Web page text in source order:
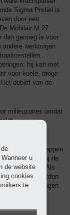
Sigma Profiel is
door een
Mobilair M 27
dan genoeg is voor
werktuigen
hij kan met
voor koele, droge
debiet van de
milieuzones omdat
de
de gereedschappen
zijn dankzij de
te bereiken. Als
lichte slang worden
opgeslagen.
u
de website
cookies
te